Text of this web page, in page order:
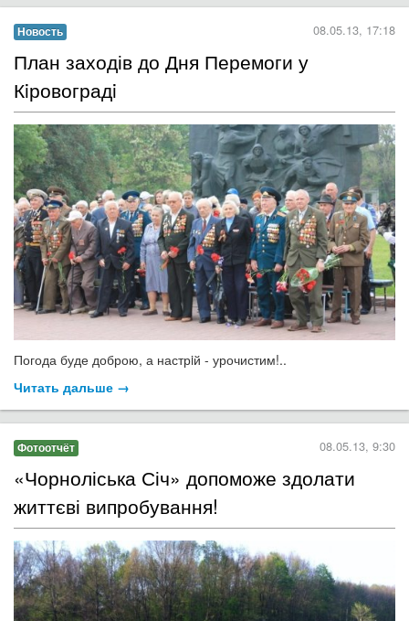
Новость 08.05.13, 17:18
План заходів до Дня Перемоги у
Кiровоградi
Погода буде доброю, а настрiй - урочистим!..
Читать дальше →
Фотоотчёт 08.05.13, 9:30
«Чорноліська Січ» допоможе здолати
життєві випробування!